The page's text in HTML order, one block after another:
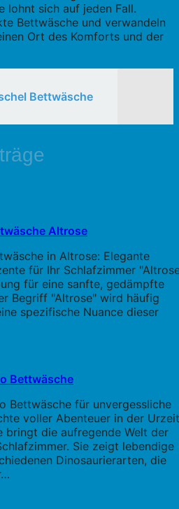
lohnt sich auf jeden Fall.
Bettwäsche und verwandeln
Ort des Komforts und der
Bettwäsche
Altrose
in Altrose: Elegante
für Ihr Schlafzimmer
für eine sanfte, gedämpfte
Begriff "Altrose" wird häufig
spezifische Nuance dieser
Bettwäsche
Bettwäsche für unvergessliche
voller Abenteuer in der Urzeit
bringt die aufregende Welt der
Sie zeigt lebendige
Dinosaurierarten, die